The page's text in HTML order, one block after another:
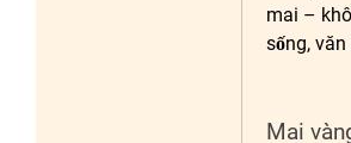
mai –
sống,
Mai